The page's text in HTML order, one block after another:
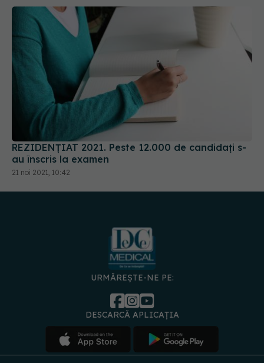
REZIDENȚIAT 2021. Peste 12.000 de candidați s-
au înscris la examen
21 noi 2021, 10:42
URMĂREȘTE-NE PE:
DESCARCĂ APLICAȚIA